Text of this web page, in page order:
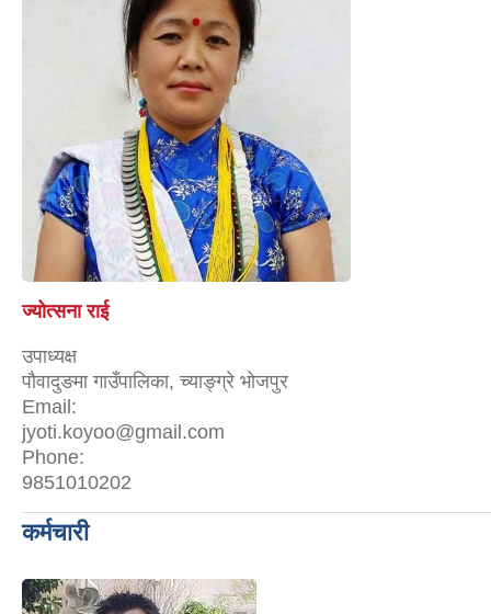
ज्योत्सना राई
उपाध्यक्ष
पौवादुङमा गाउँपालिका, च्याङ्ग्रे भोजपुर
Email:
jyoti.koyoo@gmail.com
Phone:
9851010202
कर्मचारी